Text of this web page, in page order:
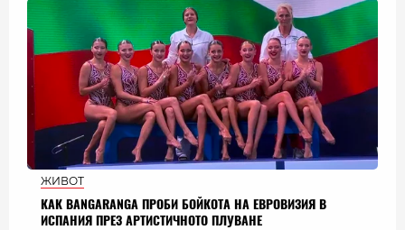
ЖИВОТ
КАК BANGARANGA ПРОБИ БОЙКОТА НА ЕВРОВИЗИЯ В
ИСПАНИЯ ПРЕЗ АРТИСТИЧНОТО ПЛУВАНЕ